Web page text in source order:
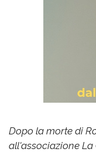
Dopo la morte di
all'associazione